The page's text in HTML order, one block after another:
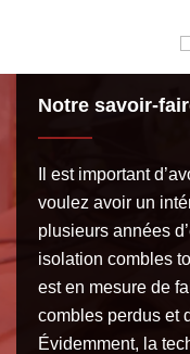
Notre savoir-
Il est important
voulez avoir un
plusieurs années
isolation combles
est en mesure de
combles perdus et
Évidemment, la